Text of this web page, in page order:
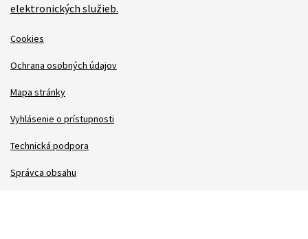
elektronických služieb.
Cookies
Ochrana osobných údajov
Mapa stránky
Vyhlásenie o prístupnosti
Technická podpora
Správca obsahu